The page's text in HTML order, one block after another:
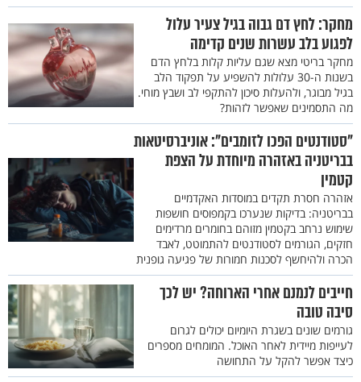
מחקר: לחץ דם גבוה בגיל צעיר עלול
לפגוע בלב עשרות שנים קדימה
מחקר בריטי מצא שגם עליות קלות בלחץ הדם
בשנות ה-30 עלולות להשפיע על תפקוד הלב
בגיל מבוגר, ולהעלות סיכון להתקפי לב ושבץ מוחי.
מה התסמינים שאפשר לזהות?
"סטודנטים הפכו לזומבים": אוניברסיטאות
בבריטניה באזהרה מיוחדת על הצפת
קטמין
אזהרה חסרת תקדים במוסדות האקדמיים
בבריטניה: בדיקות שנערכו בקמפוסים חושפות
שימוש נרחב בקטמין מזוהם בחומרים מרדימים
חזקים, הגורמים לסטודנטים להתמוטט, לאבד
הכרה ולהיחשף לסכנות חמורות של פגיעה גופנית
חייבים לנמנם אחרי הארוחה? יש לכך
סיבה טובה
גורמים שונים בשגרת היומיום יכולים לגרום
לעייפות מיידית לאחר האוכל. המומחים מספרים
כיצד אפשר להקל על התחושה